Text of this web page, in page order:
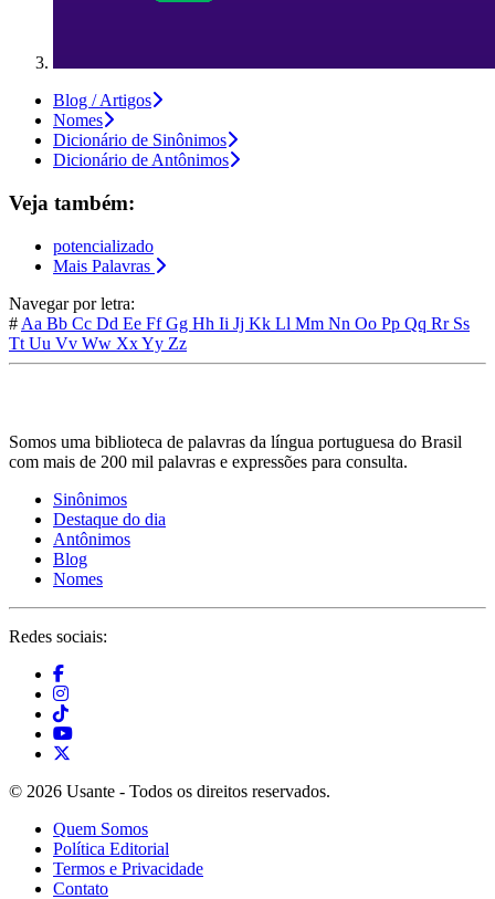
Blog / Artigos
Nomes
Dicionário de Sinônimos
Dicionário de Antônimos
Veja também:
potencializado
Mais Palavras
Navegar por letra:
# Aa Bb Cc Dd Ee FfGg Hh Ii Jj Kk Ll Mm Nn Oo Pp Qq Rr Ss
Tt Uu Vv Ww XxYy Zz
Somos uma biblioteca de palavras da língua portuguesa do Brasil
com mais de 200 mil palavras e expressões para consulta.
Sinônimos
Destaque do dia
Antônimos
Blog
Nomes
Redes sociais:
© 2026 Usante - Todos os direitos reservados.
Quem Somos
Política Editorial
Termos e Privacidade
Contato